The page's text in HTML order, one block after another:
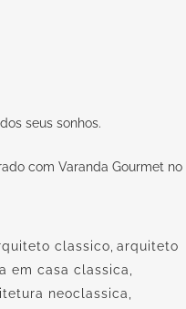
seus sonhos.
com Varanda Gourmet no
classico arquiteto
em casa classica
neoclassica